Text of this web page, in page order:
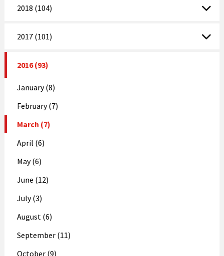
2018 (104)
2017 (101)
2016 (93)
January (8)
February (7)
March (7)
April (6)
May (6)
June (12)
July (3)
August (6)
September (11)
October (9)